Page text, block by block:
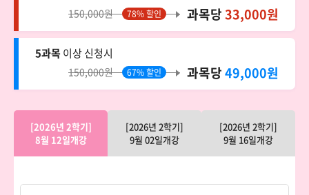
150,000원 78% 할인 과목당33,000원
5과목이상 신청시
150,000원 67% 할인 과목당49,000원
[2026년 2학기]
8월 12일개강
[2026년 2학기]
9월 02일개강
[2026년 2학기]
9월 16일개강